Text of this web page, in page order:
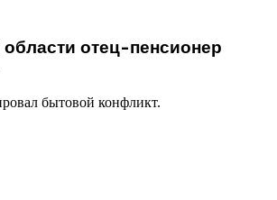
отец-пенсионер
бытовой конфликт.